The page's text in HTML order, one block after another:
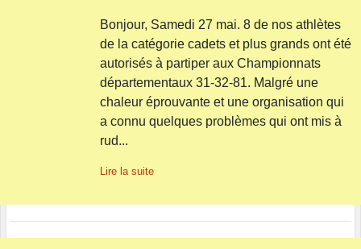
Bonjour, Samedi 27 mai. 8 de nos athlètes
de la catégorie cadets et plus grands ont été
autorisés à partiper aux Championnats
départementaux 31-32-81. Malgré une
chaleur éprouvante et une organisation qui
a connu quelques problèmes qui ont mis à
rud...
Lire la suite